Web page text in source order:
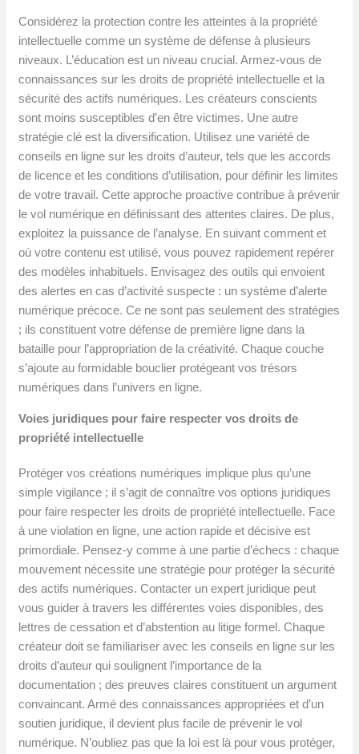
Considérez la protection contre les atteintes à la propriété
intellectuelle comme un système de défense à plusieurs
niveaux. L’éducation est un niveau crucial. Armez-vous de
connaissances sur les droits de propriété intellectuelle et la
sécurité des actifs numériques. Les créateurs conscients
sont moins susceptibles d’en être victimes. Une autre
stratégie clé est la diversification. Utilisez une variété de
conseils en ligne sur les droits d’auteur, tels que les accords
de licence et les conditions d’utilisation, pour définir les limites
de votre travail. Cette approche proactive contribue à prévenir
le vol numérique en définissant des attentes claires. De plus,
exploitez la puissance de l’analyse. En suivant comment et
où votre contenu est utilisé, vous pouvez rapidement repérer
des modèles inhabituels. Envisagez des outils qui envoient
des alertes en cas d’activité suspecte : un système d’alerte
numérique précoce. Ce ne sont pas seulement des stratégies
; ils constituent votre défense de première ligne dans la
bataille pour l’appropriation de la créativité. Chaque couche
s’ajoute au formidable bouclier protégeant vos trésors
numériques dans l’univers en ligne.
Voies juridiques pour faire respecter vos droits de
propriété intellectuelle
Protéger vos créations numériques implique plus qu’une
simple vigilance ; il s’agit de connaître vos options juridiques
pour faire respecter les droits de propriété intellectuelle. Face
à une violation en ligne, une action rapide et décisive est
primordiale. Pensez-y comme à une partie d’échecs : chaque
mouvement nécessite une stratégie pour protéger la sécurité
des actifs numériques. Contacter un expert juridique peut
vous guider à travers les différentes voies disponibles, des
lettres de cessation et d’abstention au litige formel. Chaque
créateur doit se familiariser avec les conseils en ligne sur les
droits d’auteur qui soulignent l’importance de la
documentation ; des preuves claires constituent un argument
convaincant. Armé des connaissances appropriées et d’un
soutien juridique, il devient plus facile de prévenir le vol
numérique. N’oubliez pas que la loi est là pour vous protéger,